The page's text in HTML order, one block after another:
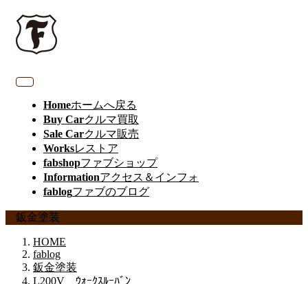
Homeホームへ戻る
Buy Carクルマ買取
Sale Carクルマ販売
Worksレストア
fabshopファブショップ
Informationアクセス＆インフォ
fablogファブのブログ
鈑金塗装
HOME
fablog
鈑金塗装
L200V ｳｫｰｸｽﾙｰﾊﾞﾝ